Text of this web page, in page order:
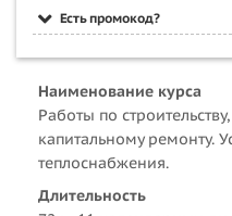
Есть промокод?
Наименование курса
Работы по
капитальному ремонту.
теплоснабжения.
Длительность